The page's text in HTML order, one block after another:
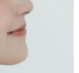
需要取消訂單，請聯絡
，需透過AFTEE先享
顯示為準，若有關於
繫「AFTEE先享後付
support/home